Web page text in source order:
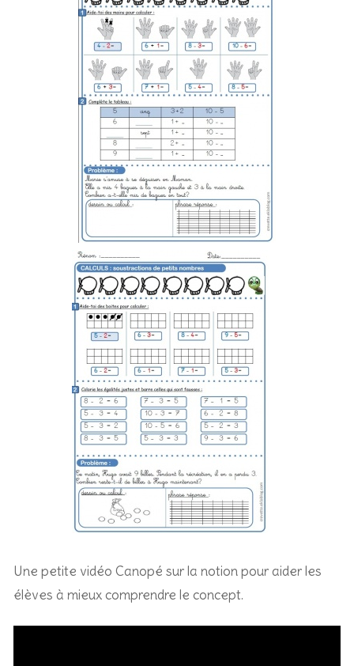
Une petite vidéo Canopé sur la notion pour aider les
élèves à mieux comprendre le concept.